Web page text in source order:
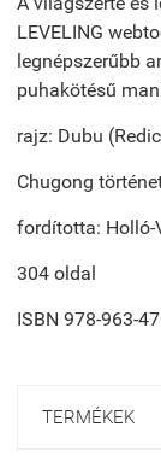
LEVELING
legnépszerűbb
puhakötésű
rajz: Dubu
Chugong
fordította: Holló-
304 oldal
ISBN 978-963-
TERMÉKEK